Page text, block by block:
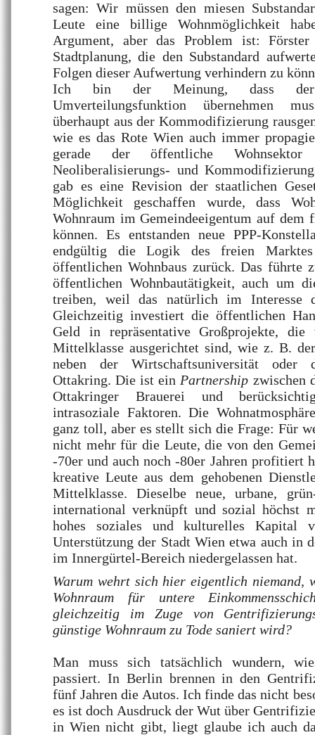
sagen: Wir müssen den miesen
Leute eine billige Wohnmöglichkeit
Argument, aber das Problem ist:
Stadtplanung, die den Substandard
Folgen dieser Aufwertung verhindern zu
Ich bin der Meinung, dass der
Umverteilungsfunktion übernehmen
überhaupt aus der Kommodifizierung
wie es das Rote Wien auch immer
gerade der öffentliche
Neoliberalisierungs- und
gab es eine Revision der staatlichen
Möglichkeit geschaffen wurde, dass
Wohnraum im Gemeindeeigentum auf dem
können. Es entstanden neue PPP-
endgültig die Logik des freien
öffentlichen Wohnbaus zurück. Das führte
öffentlichen Wohnbautätigkeit, auch um
treiben, weil das natürlich im Interesse
Gleichzeitig investiert die öffentlichen
Geld in repräsentative Großprojekte,
Mittelklasse ausgerichtet sind, wie z. B.
neben der Wirtschaftsuniversität oder
Ottakring. Die ist ein Partnership zwischen
Ottakringer Brauerei und
intrasoziale Faktoren. Die
ganz toll, aber es stellt sich die Frage: Für
nicht mehr für die Leute, die von den
-70er und auch noch -80er Jahren profitiert
kreative Leute aus dem gehobenen
Mittelklasse. Dieselbe neue, urbane,
international verknüpft und sozial höchst
hohes soziales und kulturelles Kapital
Unterstützung der Stadt Wien etwa auch in
im Innergürtel-Bereich niedergelassen hat.
Warum wehrt sich hier eigentlich niemand,
Wohnraum für untere
gleichzeitig im Zuge von
günstige Wohnraum zu Tode saniert wird?
Man muss sich tatsächlich wundern,
passiert. In Berlin brennen in den
fünf Jahren die Autos. Ich finde das nicht
es ist doch Ausdruck der Wut über
in Wien nicht gibt, liegt glaube ich auch